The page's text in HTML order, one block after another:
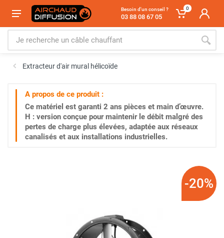
Besoin d'un conseil ?
03 88 08 67 05
0
Extracteur d'air mural hélicoïde
A propos de ce produit :
Ce matériel est garanti 2 ans pièces et main d’œuvre.
H : version conçue pour maintenir le débit malgré des
pertes de charge plus élevées, adaptée aux réseaux
canalisés et aux installations industrielles.
-20%